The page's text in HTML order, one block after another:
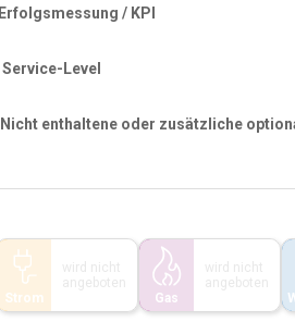
Erfolgsmessung / KPI
Service-Level
Nicht enthaltene oder zusätzliche
Strom
Gas